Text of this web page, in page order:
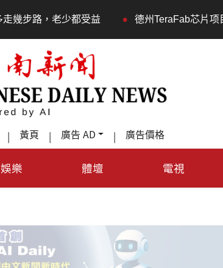
德州TeraFab芯片项目落户奥斯汀 马斯克宣布投资
| 黃頁 | 廣告 AD | 廣告價格
娛樂 體壇 電視